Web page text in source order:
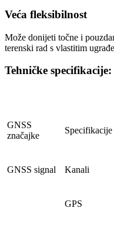
Veća fleksibilnost
Može donijeti točne i
terenski rad s vlastitim
Tehničke specifikacije:
GNSS
značajke
Specifikacije
GNSS signal Kanali
GPS